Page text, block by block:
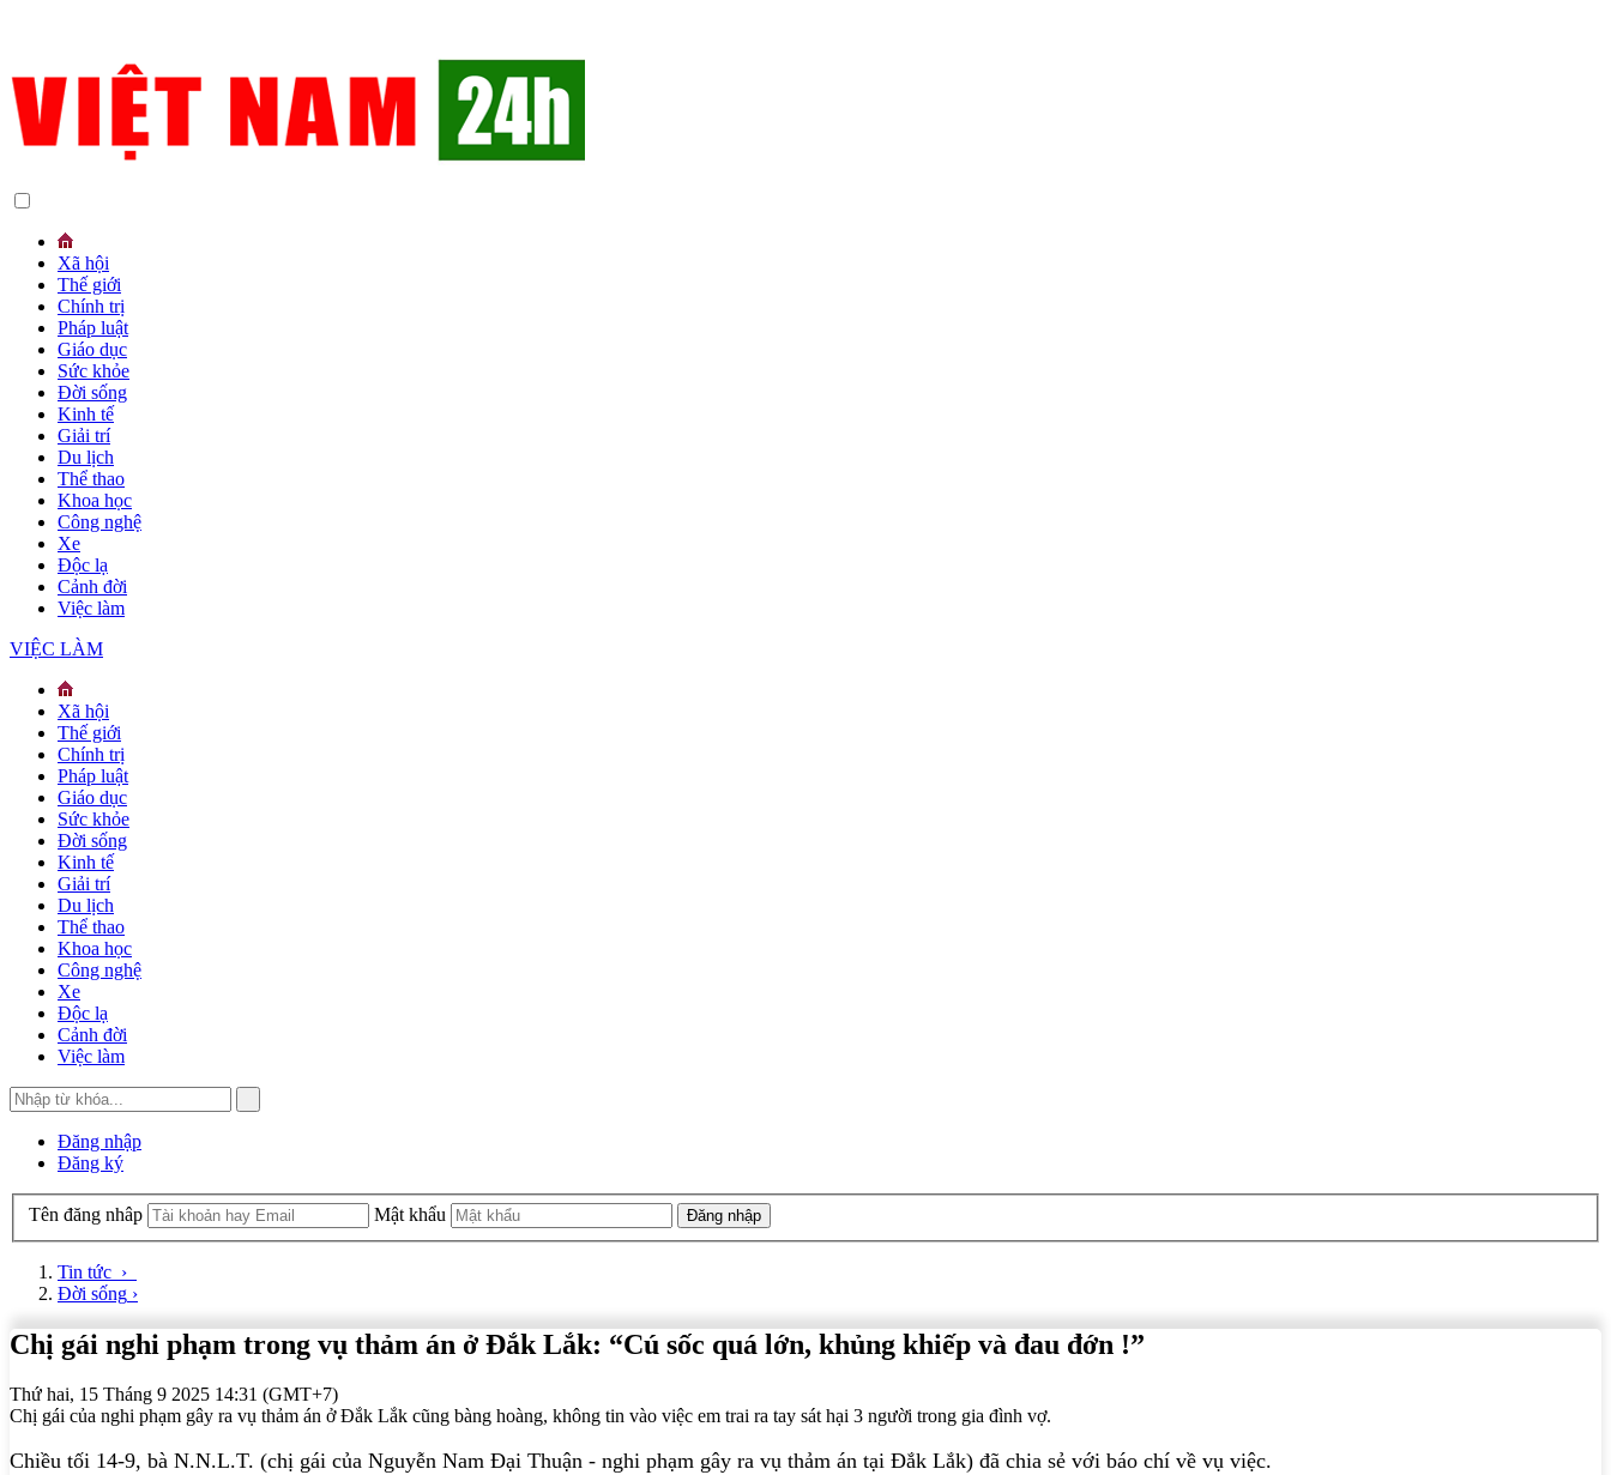
Xã hội
Thế giới
Chính trị
Pháp luật
Giáo dục
Sức khỏe
Đời sống
Kinh tế
Giải trí
Du lịch
Thể thao
Khoa học
Công nghệ
Xe
Độc lạ
Cảnh đời
Việc làm
VIỆC LÀM
Xã hội
Thế giới
Chính trị
Pháp luật
Giáo dục
Sức khỏe
Đời sống
Kinh tế
Giải trí
Du lịch
Thể thao
Khoa học
Công nghệ
Xe
Độc lạ
Cảnh đời
Việc làm
Đăng nhập
Đăng ký
Tên đăng nhâp Mật khẩu
Tin tức ›
Đời sống ›
Chị gái nghi phạm trong vụ thảm án ở Đắk Lắk: “Cú sốc quá lớn, khủng khiếp và đau đớn !”
Thứ hai, 15 Tháng 9 2025 14:31 (GMT+7)
Chị gái của nghi phạm gây ra vụ thảm án ở Đắk Lắk cũng bàng hoàng, không tin vào việc em trai ra tay sát hại 3 người trong gia đình vợ.
Chiều tối 14-9, bà N.N.L.T. (chị gái của Nguyễn Nam Đại Thuận - nghi phạm gây ra vụ thảm án tại Đắk Lắk) đã chia sẻ với báo chí về vụ việc.